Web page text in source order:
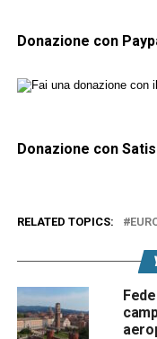
Donazione con
Donazione con
RELATED TOPICS: